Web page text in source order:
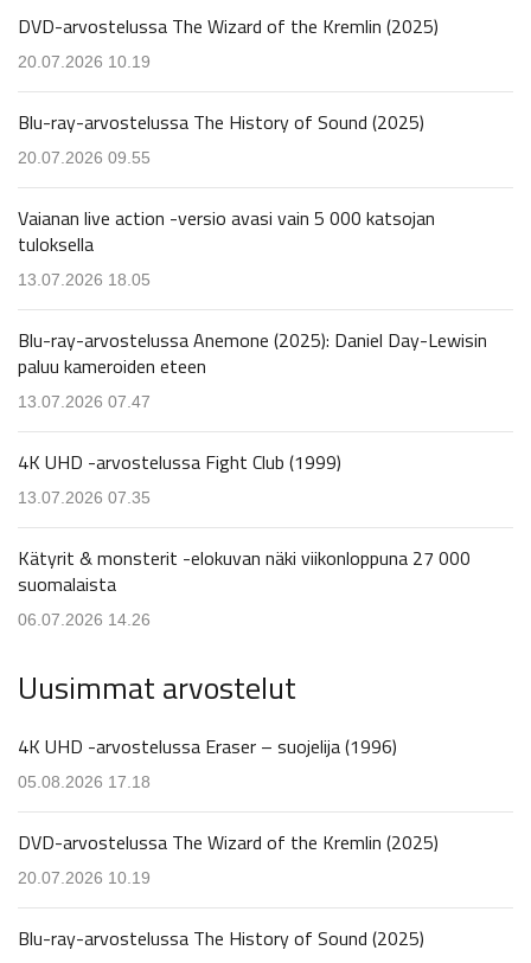
DVD-arvostelussa The Wizard of the Kremlin (2025)
20.07.2026 10.19
Blu-ray-arvostelussa The History of Sound (2025)
20.07.2026 09.55
Vaianan live action -versio avasi vain 5 000 katsojan
tuloksella
13.07.2026 18.05
Blu-ray-arvostelussa Anemone (2025): Daniel Day-Lewisin
paluu kameroiden eteen
13.07.2026 07.47
4K UHD -arvostelussa Fight Club (1999)
13.07.2026 07.35
Kätyrit & monsterit -elokuvan näki viikonloppuna 27 000
suomalaista
06.07.2026 14.26
Uusimmat arvostelut
4K UHD -arvostelussa Eraser – suojelija (1996)
05.08.2026 17.18
DVD-arvostelussa The Wizard of the Kremlin (2025)
20.07.2026 10.19
Blu-ray-arvostelussa The History of Sound (2025)